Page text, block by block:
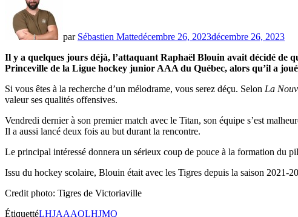
par Sébastien Mattedécembre 26, 2023décembre 26, 2023
Il y a quelques jours déjà, l’attaquant Raphaël Blouin avait décidé
Princeville de la Ligue hockey junior AAA du Québec, alors qu’il a
Si vous êtes à la recherche d’un mélodrame, vous serez déçu. Selon La
valeur ses qualités offensives.
Vendredi dernier à son premier match avec le Titan, son équipe s’est
Il a aussi lancé deux fois au but durant la rencontre.
Le principal intéressé donnera un sérieux coup de pouce à la formation du
Issu du hockey scolaire, Blouin était avec les Tigres depuis la saison 2021-
Credit photo: Tigres de Victoriaville
ÉtiquettéLHJAAAQLHJMQ